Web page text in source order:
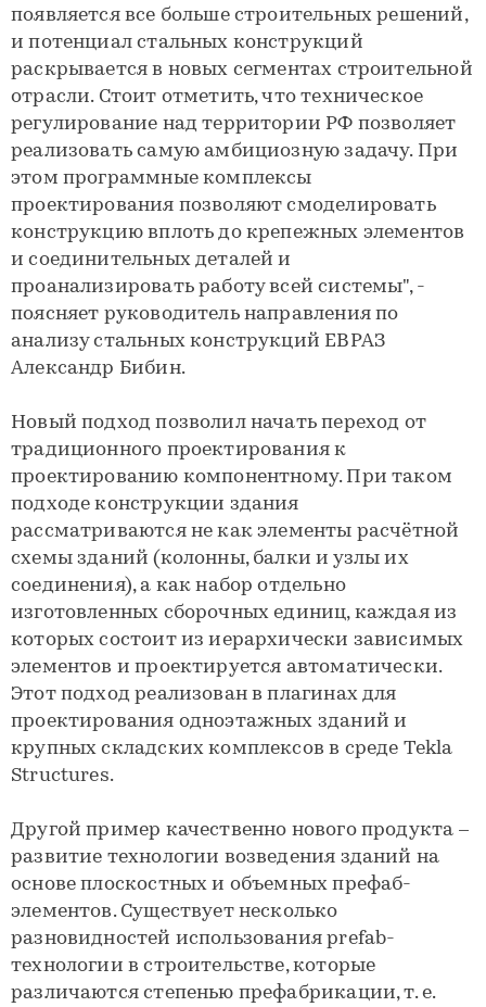
появляется все больше строительных решений,
и потенциал стальных конструкций
раскрывается в новых сегментах строительной
отрасли. Стоит отметить, что техническое
регулирование над территории РФ позволяет
реализовать самую амбициозную задачу. При
этом программные комплексы
проектирования позволяют смоделировать
конструкцию вплоть до крепежных элементов
и соединительных деталей и
проанализировать работу всей системы", -
поясняет руководитель направления по
анализу стальных конструкций ЕВРАЗ
Александр Бибин.
Новый подход позволил начать переход от
традиционного проектирования к
проектированию компонентному. При таком
подходе конструкции здания
рассматриваются не как элементы расчётной
схемы зданий (колонны, балки и узлы их
соединения), a как набор отдельно
изготовленных сборочных единиц, каждая из
которых состоит из иерархически зависимых
элементов и проектируется автоматически.
Этот подход реализован в плaгинaх для
проектирования одноэтажных зданий и
крупных складских комплексов в среде Tekla
Structures.
Другой пример качественно нового продукта –
развитие технологии возведения зданий на
основе плоскостных и объемных префaб-
элементов. Существует несколько
разновидностей использования prefab-
технологии в строительстве, которые
различаются степенью префaбрикaции, т. е.